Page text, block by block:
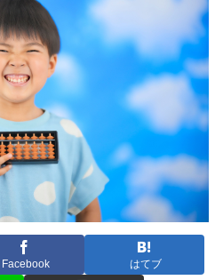
Facebook はてブ